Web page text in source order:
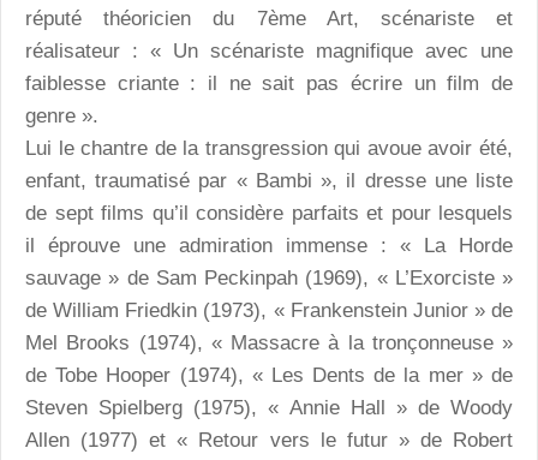
réputé théoricien du 7ème Art, scénariste et
réalisateur : « Un scénariste magnifique avec une
faiblesse criante : il ne sait pas écrire un film de
genre ».
Lui le chantre de la transgression qui avoue avoir été,
enfant, traumatisé par « Bambi », il dresse une liste
de sept films qu’il considère parfaits et pour lesquels
il éprouve une admiration immense : « La Horde
sauvage » de Sam Peckinpah (1969), « L’Exorciste »
de William Friedkin (1973), « Frankenstein Junior » de
Mel Brooks (1974), « Massacre à la tronçonneuse »
de Tobe Hooper (1974), « Les Dents de la mer » de
Steven Spielberg (1975), « Annie Hall » de Woody
Allen (1977) et « Retour vers le futur » de Robert